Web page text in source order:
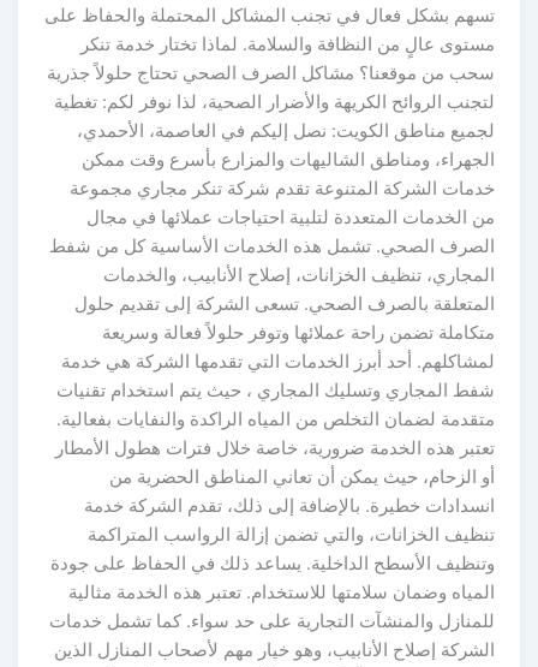
تسهم بشكل فعال في تجنب المشاكل المحتملة والحفاظ على
مستوى عالٍ من النظافة والسلامة. لماذا تختار خدمة تنكر
سحب من موقعنا؟ مشاكل الصرف الصحي تحتاج حلولاً جذرية
لتجنب الروائح الكريهة والأضرار الصحية، لذا نوفر لكم: تغطية
لجميع مناطق الكويت: نصل إليكم في العاصمة، الأحمدي،
الجهراء، ومناطق الشاليهات والمزارع بأسرع وقت ممكن
خدمات الشركة المتنوعة تقدم شركة تنكر مجاري مجموعة
من الخدمات المتعددة لتلبية احتياجات عملائها في مجال
الصرف الصحي. تشمل هذه الخدمات الأساسية كل من شفط
المجاري، تنظيف الخزانات، إصلاح الأنابيب، والخدمات
المتعلقة بالصرف الصحي. تسعى الشركة إلى تقديم حلول
متكاملة تضمن راحة عملائها وتوفر حلولاً فعالة وسريعة
لمشاكلهم. أحد أبرز الخدمات التي تقدمها الشركة هي خدمة
شفط المجاري وتسليك المجاري ، حيث يتم استخدام تقنيات
متقدمة لضمان التخلص من المياه الراكدة والنفايات بفعالية.
تعتبر هذه الخدمة ضرورية، خاصة خلال فترات هطول الأمطار
أو الزحام، حيث يمكن أن تعاني المناطق الحضرية من
انسدادات خطيرة. بالإضافة إلى ذلك، تقدم الشركة خدمة
تنظيف الخزانات، والتي تضمن إزالة الرواسب المتراكمة
وتنظيف الأسطح الداخلية. يساعد ذلك في الحفاظ على جودة
المياه وضمان سلامتها للاستخدام. تعتبر هذه الخدمة مثالية
للمنازل والمنشآت التجارية على حد سواء. كما تشمل خدمات
الشركة إصلاح الأنابيب، وهو خيار مهم لأصحاب المنازل الذين